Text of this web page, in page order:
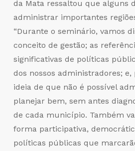
da Mata ressaltou que alguns
administrar importantes
“Durante o seminário, vamos
conceito de gestão; as
significativas de políticas
dos nossos administradores;
ideia de que não é possível
planejar bem, sem antes
de cada município. Também
forma participativa,
políticas públicas que